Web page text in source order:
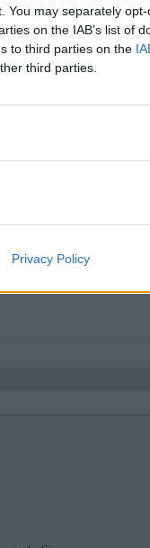
You may separately
on the IAB’s list of
to third parties on the
third parties.
Privacy Policy
muskel som går hela
själv